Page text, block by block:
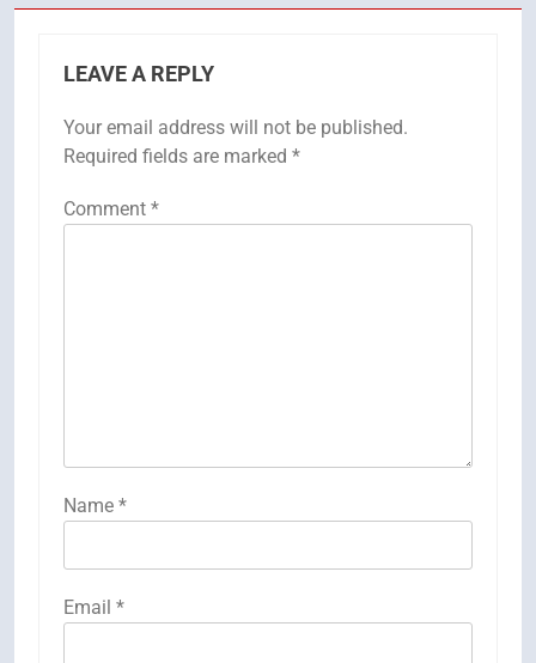
LEAVE A REPLY
Your email address will not be published.
Required fields are marked *
Comment *
Name *
Email *